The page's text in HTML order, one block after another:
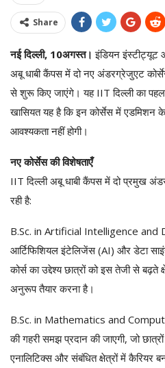
Share
नई दिल्ली, 10अगस्त।इंडियन इंस्टीट्यूट
अबू धाबी कैंपस में दो नए अंडरग्रेजुएट
से शुरू किए जाएंगे। यह IIT दिल्ली का
खासियत यह है कि इन कोर्सेस में एडमिशन के
आवश्यकता नहीं होगी।
नए कोर्सेस की विशेषताएँ
IIT दिल्ली अबू धाबी कैंपस में दो प्रमुख
रही है:
B.Sc. in Artificial Intelligence and
आर्टिफिशियल इंटेलिजेंस (AI) और डेटा
कोर्स का उद्देश्य छात्रों को इस तेजी से
अनुरूप तैयार करना है।
B.Sc. in Mathematics and
की गहरी समझ प्रदान की जाएगी, जो
एनालिटिक्स और संबंधित क्षेत्रों में कैरियर